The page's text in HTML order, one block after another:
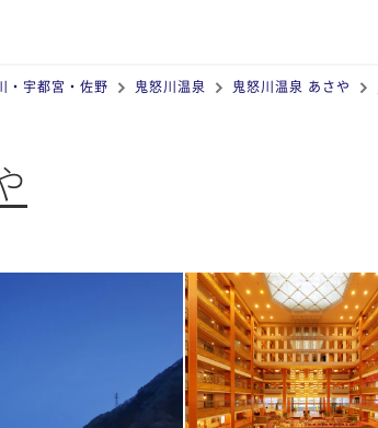
・宇都宮・佐野 鬼怒川温泉 鬼怒川温泉 あさや